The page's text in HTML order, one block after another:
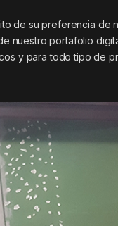
de su preferencia de
nuestro portafolio
y para todo tipo de